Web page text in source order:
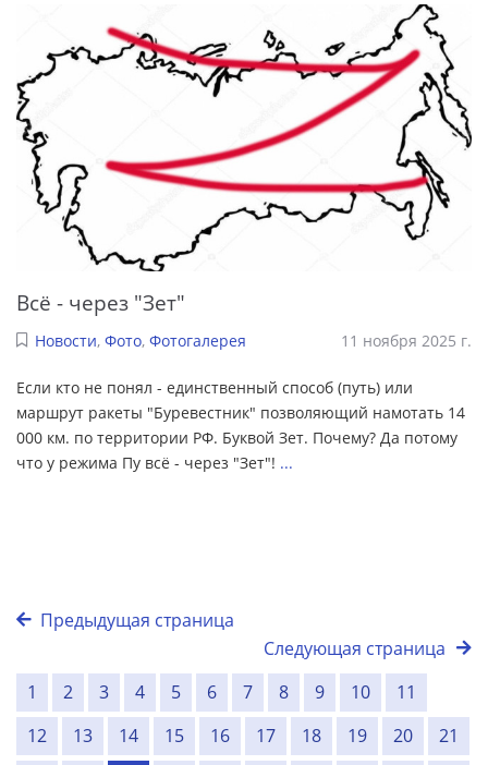
Всё - через "Зет"
Новости, Фото, Фотогалерея 11 ноября 2025 г.
Если кто не понял - единственный способ (путь) или
маршрут ракеты "Буревестник" позволяющий намотать 14
000 км. по территории РФ. Буквой Зет. Почему? Да потому
что у режима Пу всё - через "Зет"! ...
Предыдущая страница
Следующая страница
1
2 3 4 5 6 7 8 9 10
11
12
13 14 15 16 17 18 19 20
21